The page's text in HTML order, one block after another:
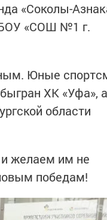
«Соколы-
«СОШ №1 г.
Юные
ХК «Уфа», а
области
желаем им не
победам!